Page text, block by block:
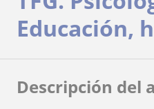
Educación,
Descripción del